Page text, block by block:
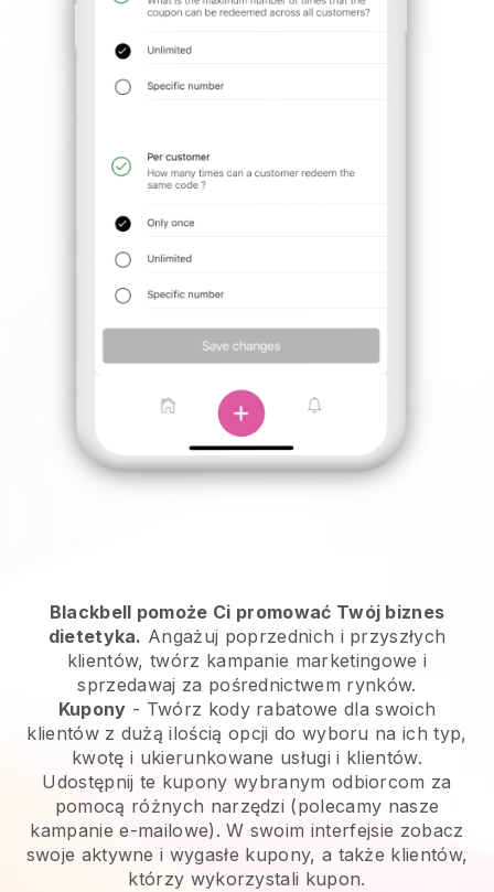
Blackbell pomoże Ci promować Twój biznes
dietetyka. Angażuj poprzednich i przyszłych
klientów, twórz kampanie marketingowe i
sprzedawaj za pośrednictwem rynków.
Kupony - Twórz kody rabatowe dla swoich
klientów z dużą ilością opcji do wyboru na ich typ,
kwotę i ukierunkowane usługi i klientów.
Udostępnij te kupony wybranym odbiorcom za
pomocą różnych narzędzi (polecamy nasze
kampanie e-mailowe). W swoim interfejsie zobacz
swoje aktywne i wygasłe kupony, a także klientów,
którzy wykorzystali kupon.